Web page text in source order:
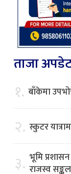
ताजा
१. बाँकेमा
२. स्कुटर
३. भूमि
राजस्व